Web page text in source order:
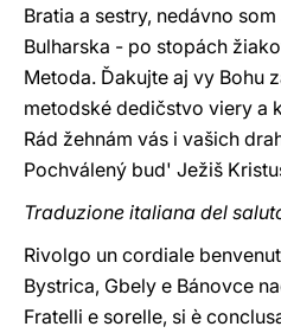
Bratia a sestry, nedávno
Bulharska - po stopách
Metoda. Ďakujte aj vy Bohu
metodské dedičstvo viery a
Rád žehnám vás i vašich
Pochválený bud' Ježiš
Traduzione italiana del
Rivolgo un cordiale
Bystrica, Gbely e Bánovce
Fratelli e sorelle, si è